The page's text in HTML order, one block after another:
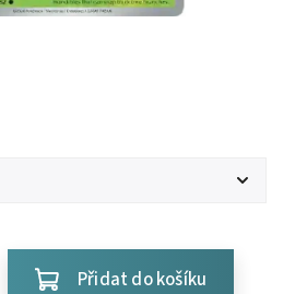
Přidat do košíku